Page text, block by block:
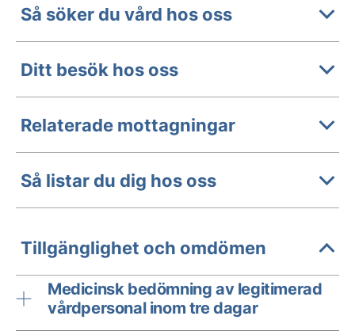
Så söker du vård hos oss
Ditt besök hos oss
Relaterade mottagningar
Så listar du dig hos oss
Tillgänglighet och omdömen
Medicinsk bedömning av legitimerad
vårdpersonal inom tre dagar